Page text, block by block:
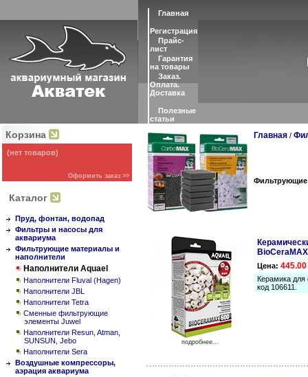
Главная
Регистрация
Прайс-
лист
Гарантия
на товары
Заказ.
Оплата.
Доставка
Полезные
статьи
Корзина
(нет товаров)
Оформить заказ >>
Каталог
Пруд, фонтан, водопад
Фильтры и насосы для
аквариума
Фильтрующие материалы и
наполнители
Наполнители Aquael
Наполнители Fluval (Hagen)
Наполнители JBL
Наполнители Tetra
Сменные фильтрующие
элементы Juwel
Наполнители Resun, Atman,
SUNSUN, Jebo
Наполнители Sera
Воздушные компрессоры,
аэрация аквариума
Главная /
Фильтрующие
подробнее...
Цена: 445.00
Керамика
код 106611.